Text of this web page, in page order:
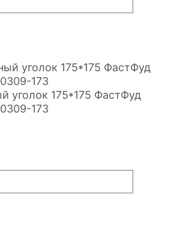
уголок 175*175 ФастФуд
173